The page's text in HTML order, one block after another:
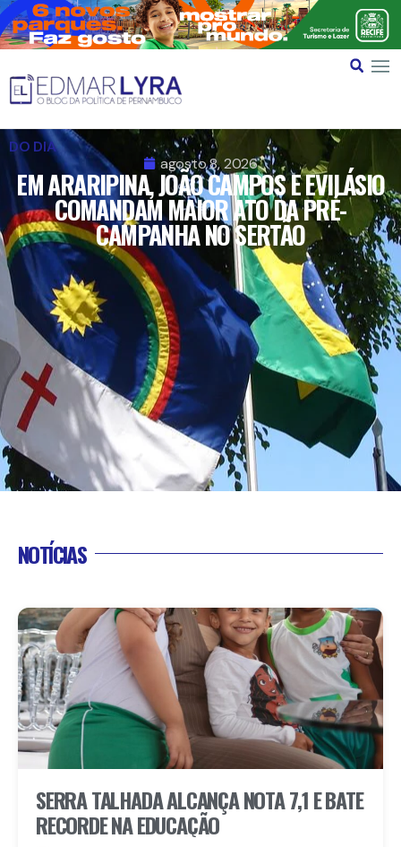
DO DIA
agosto 8, 2026
EM ARARIPINA, JOÃO CAMPOS E EVILÁSIO
COMANDAM MAIOR ATO DA PRÉ-
CAMPANHA NO SERTÃO
NOTÍCIAS
SERRA TALHADA ALCANÇA NOTA 7,1 E BATE
RECORDE NA EDUCAÇÃO